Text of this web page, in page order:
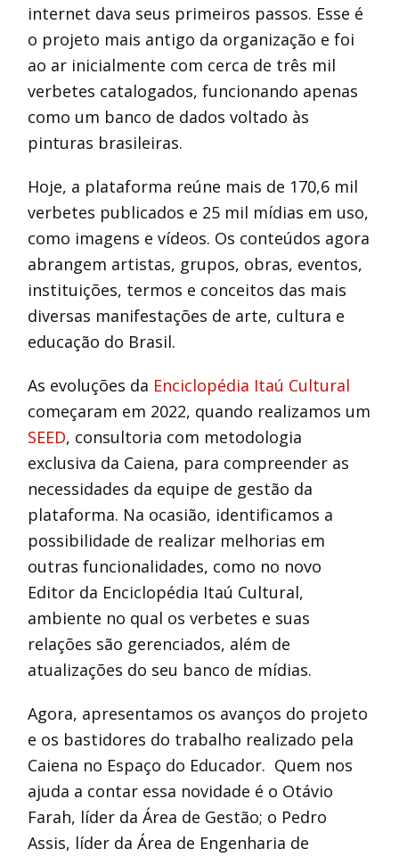
internet dava seus primeiros passos. Esse é
o projeto mais antigo da organização e foi
ao ar inicialmente com cerca de três mil
verbetes catalogados, funcionando apenas
como um banco de dados voltado às
pinturas brasileiras.
Hoje, a plataforma reúne mais de 170,6 mil
verbetes publicados e 25 mil mídias em uso,
como imagens e vídeos. Os conteúdos agora
abrangem artistas, grupos, obras, eventos,
instituições, termos e conceitos das mais
diversas manifestações de arte, cultura e
educação do Brasil.
As evoluções da Enciclopédia Itaú Cultural
começaram em 2022, quando realizamos um
SEED, consultoria com metodologia
exclusiva da Caiena, para compreender as
necessidades da equipe de gestão da
plataforma. Na ocasião, identificamos a
possibilidade de realizar melhorias em
outras funcionalidades, como no novo
Editor da Enciclopédia Itaú Cultural,
ambiente no qual os verbetes e suas
relações são gerenciados, além de
atualizações do seu banco de mídias.
Agora, apresentamos os avanços do projeto
e os bastidores do trabalho realizado pela
Caiena no Espaço do Educador. Quem nos
ajuda a contar essa novidade é o Otávio
Farah, líder da Área de Gestão; o Pedro
Assis, líder da Área de Engenharia de